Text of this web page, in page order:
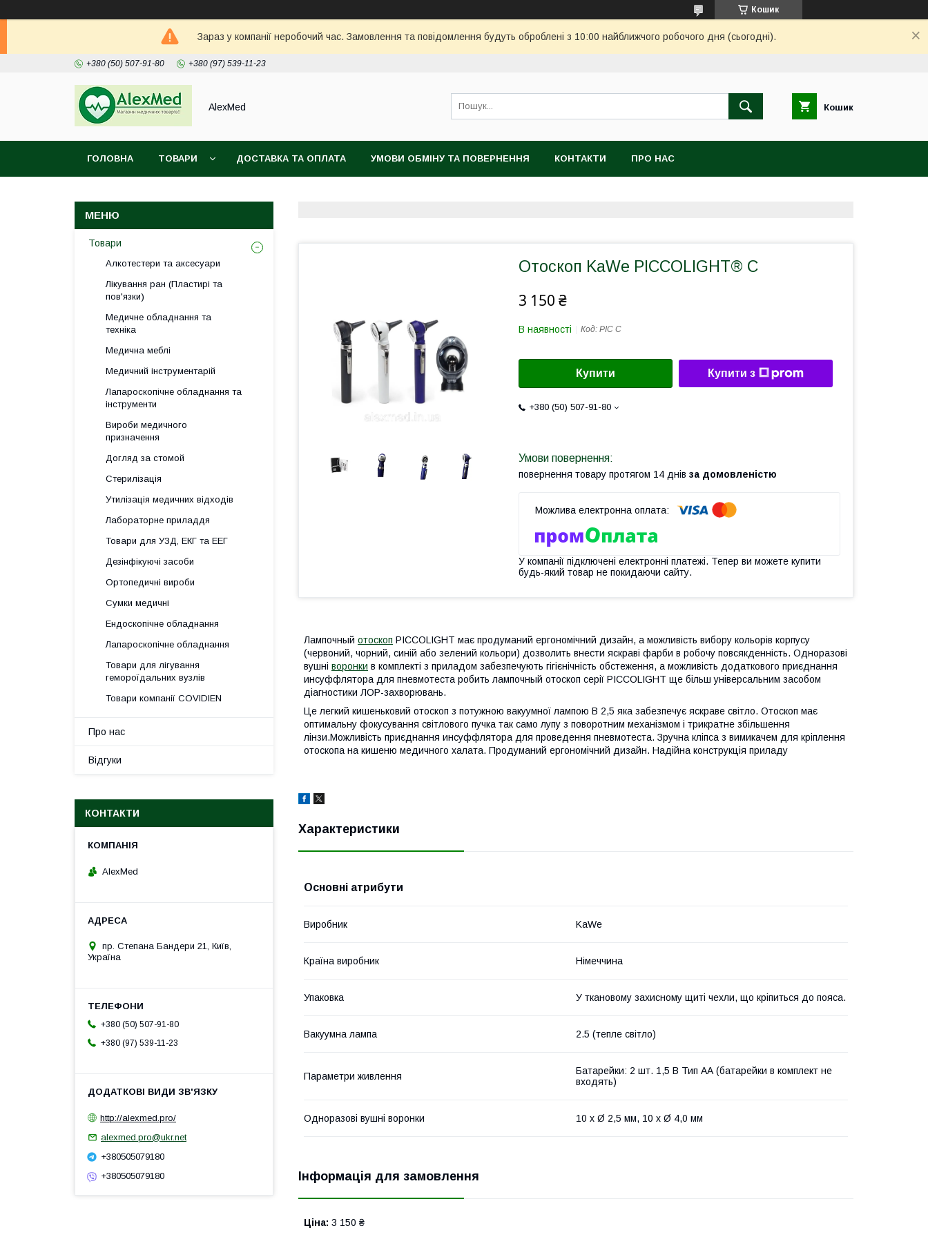
Кошик
Зараз у компанії неробочий час. Замовлення та повідомлення будуть оброблені з 10:00 найближчого робочого дня (сьогодні).
+380 (50) 507-91-80 +380 (97) 539-11-23
AlexMed Кошик
ГОЛОВНА ТОВАРИ ДОСТАВКА ТА ОПЛАТА УМОВИ ОБМІНУ ТА ПОВЕРНЕННЯ КОНТАКТИ ПРО НАС
Отоскоп KaWe PICCOLIGHT® C
3 150 ₴
В наявності Код: PIC С
Купити Купити з
+380 (50) 507-91-80
повернення товару протягом 14 днів за домовленістю
У компанії підключені електронні платежі. Тепер ви можете купити
будь-який товар не покидаючи сайту.
Лампочный отоскоп PICCOLIGHT має продуманий ергономічний дизайн, а можливість вибору кольорів корпусу
(червоний, чорний, синій або зелений кольори) дозволить внести яскраві фарби в робочу повсякденність. Одноразові
вушні воронки в комплекті з приладом забезпечують гігієнічність обстеження, а можливість додаткового приєднання
инсуффлятора для пневмотеста робить лампочный отоскоп серії PICCOLIGHT ще більш універсальним засобом
діагностики ЛОР-захворювань.
Це легкий кишеньковий отоскоп з потужною вакуумної лампою В 2,5 яка забезпечує яскраве світло. Отоскоп має
оптимальну фокусування світлового пучка так само лупу з поворотним механізмом і трикратне збільшення
лінзи.Можливість приєднання инсуффлятора для проведення пневмотеста. Зручна кліпса з вимикачем для кріплення
отоскопа на кишеню медичного халата. Продуманий ергономічний дизайн. Надійна конструкція приладу
Характеристики
Основні атрибути
Виробник KaWe
Країна виробник Німеччина
Упаковка У ткановому захисному щиті чехли, що кріпиться до пояса.
Вакуумна лампа 2.5 (тепле світло)
Параметри живлення
Батарейки: 2 шт. 1,5 B Тип АА (батарейки в комплект не
входять)
Одноразові вушні воронки 10 x Ø 2,5 мм, 10 x Ø 4,0 мм
Інформація для замовлення
Ціна: 3 150 ₴
Товари
Алкотестери та аксесуари
Лікування ран (Пластирі та
пов'язки)
Медичне обладнання та
техніка
Медична меблі
Медичний інструментарій
Лапароскопічне обладнання та
інструменти
Вироби медичного
призначення
Догляд за стомой
Стерилізація
Утилізація медичних відходів
Лабораторне приладдя
Товари для УЗД, ЕКГ та ЕЕГ
Дезінфікуючі засоби
Ортопедичні вироби
Сумки медичні
Ендоскопічне обладнання
Лапароскопічне обладнання
Товари для лігування
гемороїдальних вузлів
Товари компанії COVIDIEN
Про нас
Відгуки
КОНТАКТИ
AlexMed
пр. Степана Бандери 21, Київ,
Україна
+380 (50) 507-91-80
+380 (97) 539-11-23
http://alexmed.pro/
alexmed.pro@ukr.net
+380505079180
+380505079180